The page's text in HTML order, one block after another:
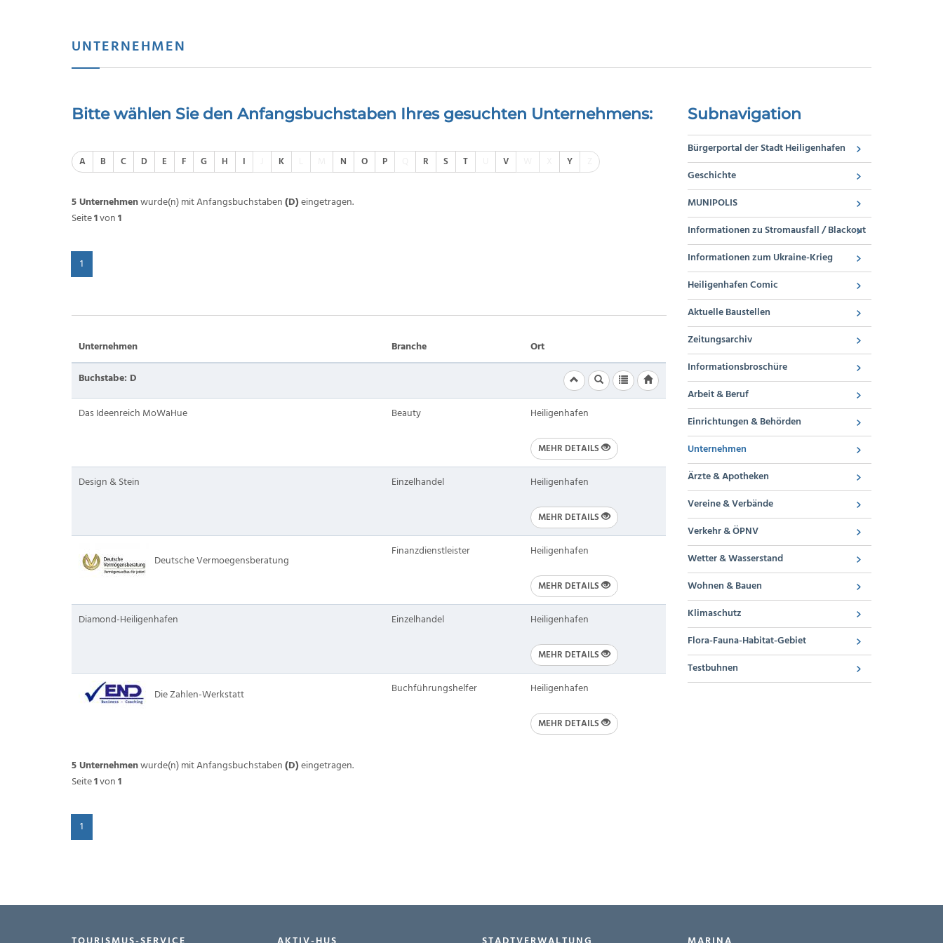
UNTERNEHMEN
Bitte wählen Sie den Anfangsbuchstaben Ihres gesuchten Unternehmens:
A B C D E F G H I K N O P R S T V Y
5 Unternehmenwurde(n) mit Anfangsbuchstaben(D)eingetragen.
Seite1von1
1
Unternehmen Branche
Ort
Buchstabe: D
Das Ideenreich MoWaHue Beauty Heiligenhafen
MEHR DETAILS
Design & Stein Einzelhandel Heiligenhafen
MEHR DETAILS
Deutsche Vermoegensberatung
Finanzdienstleister Heiligenhafen
MEHR DETAILS
Diamond-Heiligenhafen Einzelhandel Heiligenhafen
MEHR DETAILS
Die Zahlen-Werkstatt Buchführungshelfer Heiligenhafen
MEHR DETAILS
5 Unternehmenwurde(n) mit Anfangsbuchstaben(D)eingetragen.
Seite1von1
1
Subnavigation
Bürgerportal der Stadt Heiligenhafen
Geschichte
MUNIPOLIS
Informationen zu Stromausfall / Blackout
Informationen zum Ukraine-Krieg
Heiligenhafen Comic
Aktuelle Baustellen
Zeitungsarchiv
Informationsbroschüre
Arbeit & Beruf
Einrichtungen & Behörden
Unternehmen
Ärzte & Apotheken
Vereine & Verbände
Verkehr & ÖPNV
Wetter & Wasserstand
Wohnen & Bauen
Klimaschutz
Flora-Fauna-Habitat-Gebiet
Testbuhnen